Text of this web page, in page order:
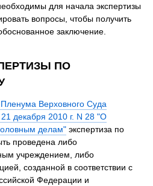
для начала экспертизы
вопросы, чтобы получить
заключение.
ПО
Верховного Суда
декабря 2010 г. N 28 "О
делам" экспертиза по
проведена либо
учреждением, либо
созданной в соответствии с
Федерации и